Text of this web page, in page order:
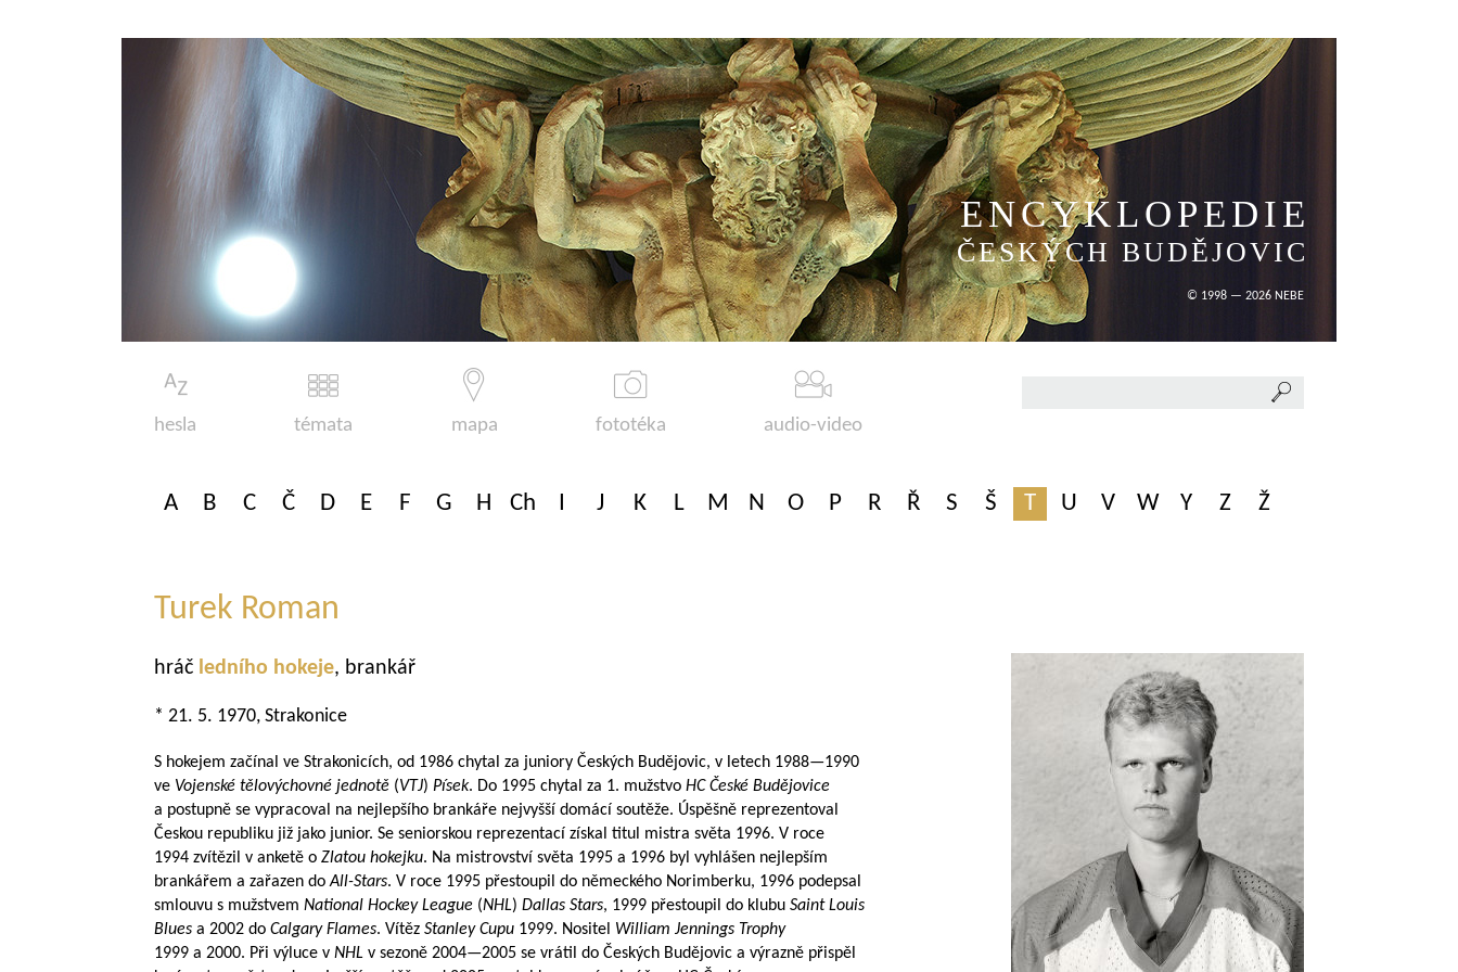
ENCYKLOPEDIE
ČESKÝCH BUDĚJOVIC
© 1998 — 2026 NEBE
hesla témata mapa fototéka audio-video
A B C Č D E F G H Ch I J K L M N O P R Ř S Š T U V W Y Z Ž
Turek Roman
hráč ledního hokeje, brankář
* 21. 5. 1970, Strakonice
S hokejem začínal ve Strakonicích, od 1986 chytal za juniory Českých Budějovic, v letech 1988—1990
ve Vojenské tělovýchovné jednotě (VTJ) Písek. Do 1995 chytal za 1. mužstvo HC České Budějovice
a postupně se vypracoval na nejlepšího brankáře nejvyšší domácí soutěže. Úspěšně reprezentoval
Českou republiku již jako junior. Se seniorskou reprezentací získal titul mistra světa 1996. V roce
1994 zvítězil v anketě o Zlatou hokejku. Na mistrovství světa 1995 a 1996 byl vyhlášen nejlepším
brankářem a zařazen doAll-Stars. V roce 1995 přestoupil do německého Norimberku, 1996 podepsal
smlouvu s mužstvem National Hockey League (NHL) Dallas Stars, 1999 přestoupil do klubu Saint Louis
Blues a 2002 do Calgary Flames. Vítěz Stanley Cupu 1999. Nositel William Jennings Trophy
1999 a 2000. Při výluce v NHL v sezoně 2004—2005 se vrátil do Českých Budějovic a výrazně přispěl